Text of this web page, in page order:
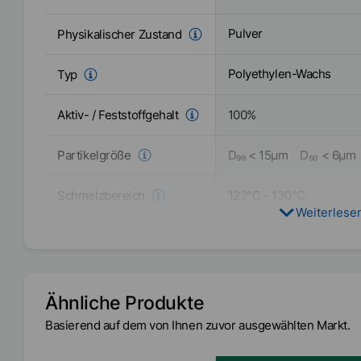
Physikalischer Zustand Pulver
Typ Polyethylen-Wachs
Aktiv- / Feststoffgehalt 100%
Partikelgröße D₉₉ < 15µm D₅₀ < 6µm
Schmelzbereich 122 °C 130 °C
Ähnliche Produkte
Basierend auf dem von Ihnen zuvor ausgewählten Markt.